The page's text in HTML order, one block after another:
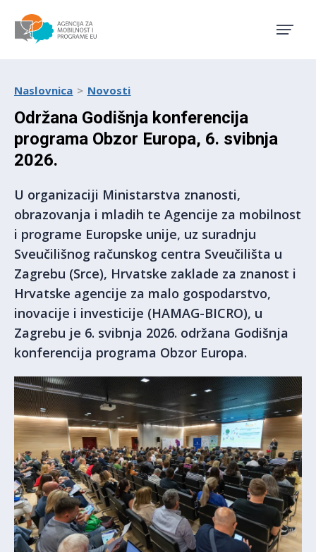
Naslovnica Novosti
Održana Godišnja konferencija
programa Obzor Europa, 6. svibnja
2026.
U organizaciji Ministarstva znanosti,
obrazovanja i mladih te Agencije za mobilnost
i programe Europske unije, uz suradnju
Sveučilišnog računskog centra Sveučilišta u
Zagrebu (Srce), Hrvatske zaklade za znanost i
Hrvatske agencije za malo gospodarstvo,
inovacije i investicije (HAMAG-BICRO), u
Zagrebu je 6. svibnja 2026. održana Godišnja
konferencija programa Obzor Europa.